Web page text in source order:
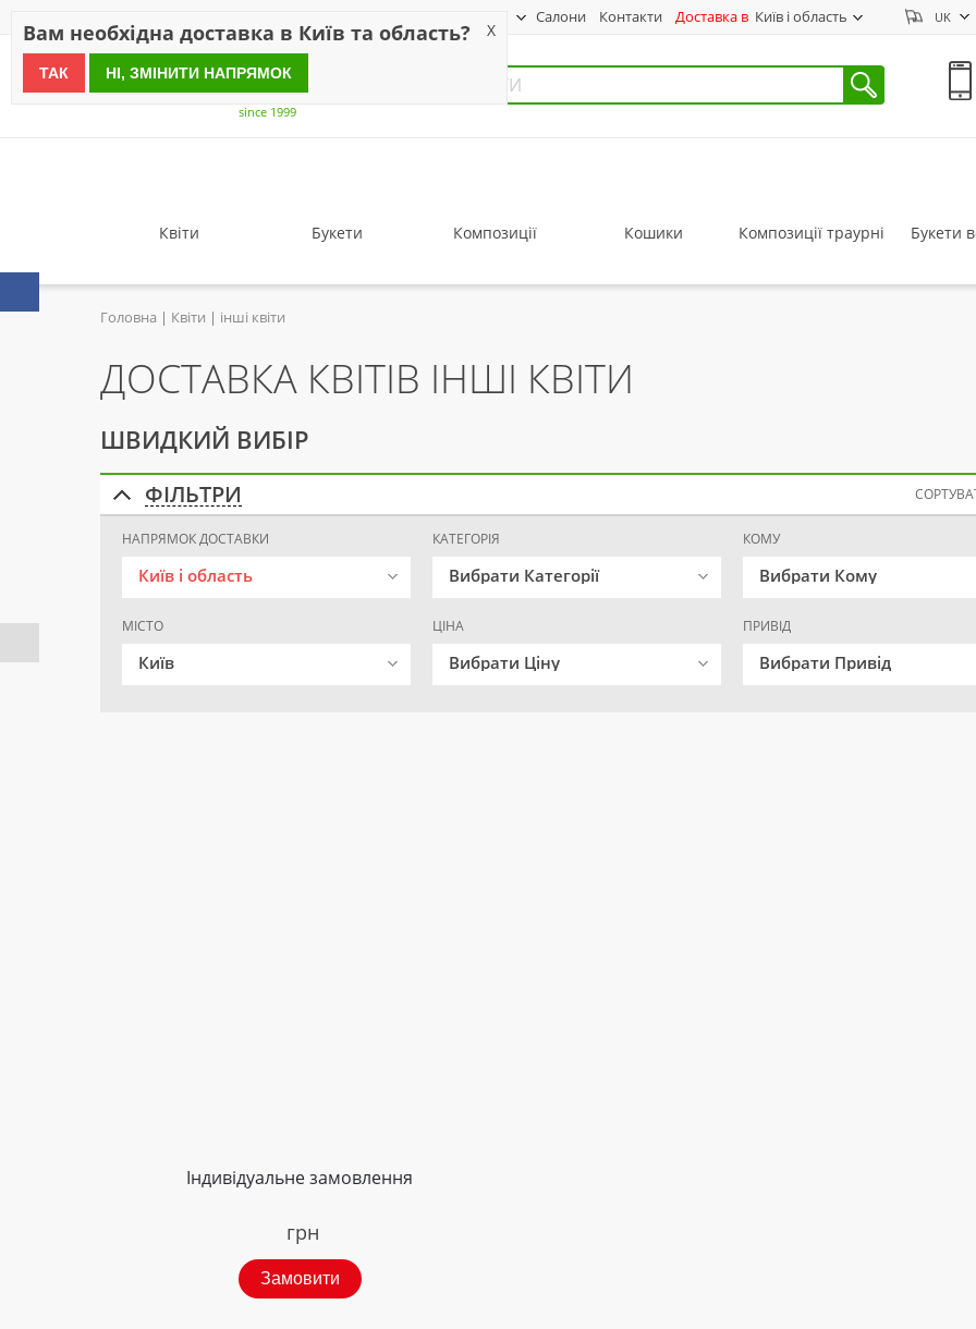
Салони Контакти Доставка в Київ і область UK
since 1999
Квіти Букети Композиції Кошики Композиції траурні Букети
Головна Квіти інші квіти
ДОСТАВКА КВІТІВ ІНШІ КВІТИ
ШВИДКИЙ ВИБІР
ФІЛЬТРИ
НАПРЯМОК ДОСТАВКИ
Київ і область
КАТЕГОРІЯ
Вибрати Категорії
КОМУ
Вибрати Кому
МІСТО
Київ
ЦІНА
Вибрати Ціну
ПРИВІД
Вибрати Привід
Індивідуальне замовлення
грн
Замовити
Вам необхідна доставка в Київ та область? X
ТАК НІ, ЗМІНИТИ НАПРЯМОК